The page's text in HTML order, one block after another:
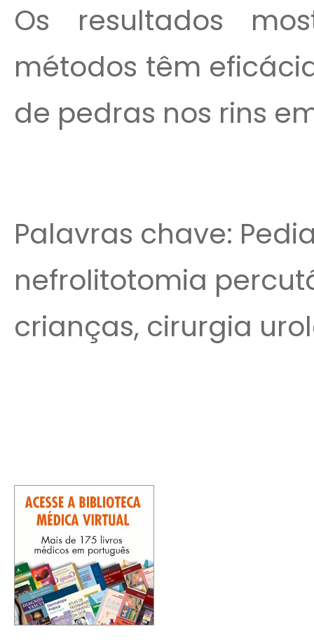
Os resultados
métodos têm
de pedras nos rins
Palavras chave:
nefrolitotomia
crianças, cirurgia